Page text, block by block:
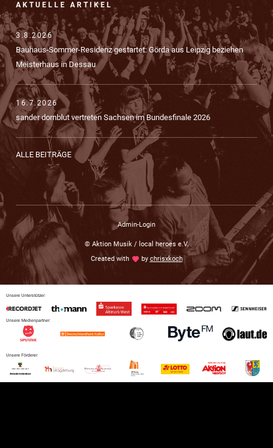
AKTUELLE ARTIKEL
3.8.2026
Bauhaus-Sommer-Residenz gestartet: Görda aus Leipzig beziehen
Meisterhaus in Dessau
16.7.2026
sander dornblut vertreten Sachsen im Bundesfinale 2026
ALLE BEITRÄGE
Admin-Login
© Aktion Musik / local heroes e.V.
Created withlove by chrisxkoch
Unsere Unterstützer:
Unsere Medienpartner:
Unsere Förderer: